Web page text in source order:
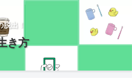
脱出！
き方